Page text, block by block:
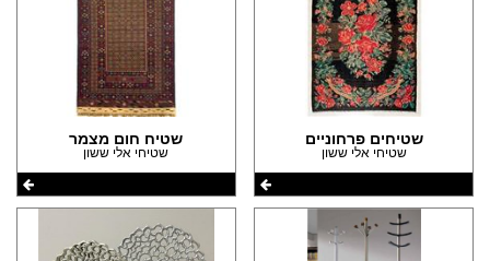
שטיחים פרחוניים
שטיחי אלי ששון
שטיח חום מצמר
שטיחי אלי ששון